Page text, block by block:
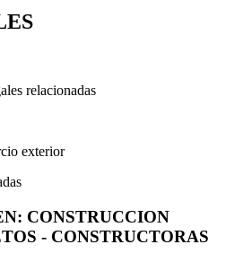
relacionadas
exterior
CONSTRUCCION
- CONSTRUCTORAS